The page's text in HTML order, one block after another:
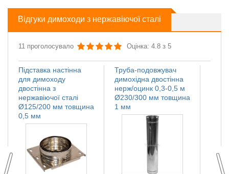
Відгуки димоходи з нержавіючої сталі
11 проголосувало Оцінка: 4.8 з 5
Труба-подовжувач
димохідна двостінна
нерж/оцинк 0,3-0,5 м
Ø230/300 мм товщина
1 мм
Підставка настінна
для димоходу
двостінна з
нержавіючої сталі
Ø125/200 мм товщина
0,5 мм